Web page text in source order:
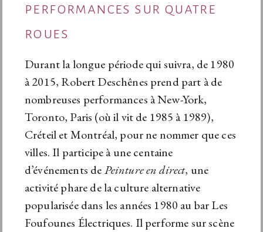
performances sur quatre
roues
Durant la longue période qui suivra, de 1980
à 2015, Robert Deschênes prend part à de
nombreuses performances à New-York,
Toronto, Paris (où il vit de 1985 à 1989),
Créteil et Montréal, pour ne nommer que ces
villes. Il participe à une centaine
d’événements dePeinture en direct, une
activité phare de la culture alternative
popularisée dans les années 1980 au bar Les
Foufounes Électriques. Il performe sur scène